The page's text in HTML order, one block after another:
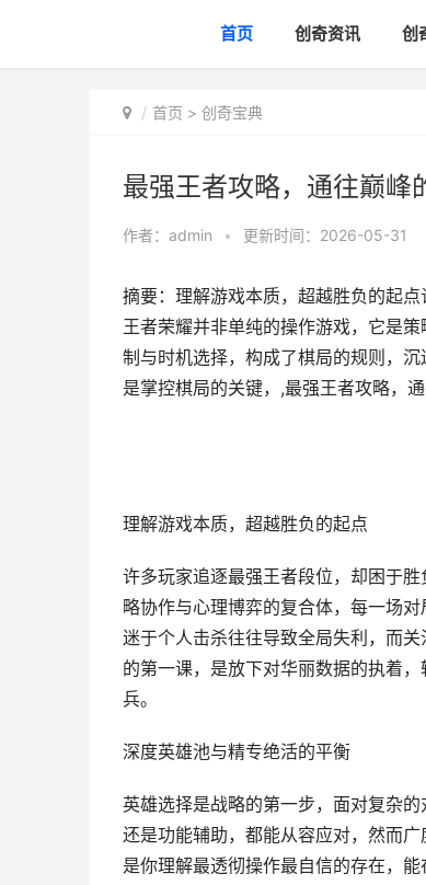
首页 创奇资讯 创
首页 > 创奇宝典
最强王者攻略，通往巅峰
作者： admin • 更新时间：2026-05-31
摘要：理解游戏本质，超越胜负的起
王者荣耀并非单纯的操作游戏，它是
制与时机选择，构成了棋局的规则，
是掌控棋局的关键，,最强王者攻略，
理解游戏本质，超越胜负的起点
许多玩家追逐最强王者段位，却困于
略协作与心理博弈的复合体，每一场
迷于个人击杀往往导致全局失利，而
的第一课，是放下对华丽数据的执着
兵。
深度英雄池与精专绝活的平衡
英雄选择是战略的第一步，面对复杂
还是功能辅助，都能从容应对，然而
是你理解最透彻操作最自信的存在，